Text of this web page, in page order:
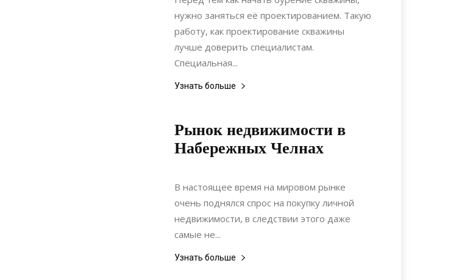
нужно заняться её проектированием. Такую
работу, как проектирование скважины
лучше доверить специалистам.
Специальная...
Узнать больше
Рынок недвижимости в
Набережных Челнах
08.03.2021
В настоящее время на мировом рынке
очень поднялся спрос на покупку личной
недвижимости, в следствии этого даже
самые не...
Узнать больше